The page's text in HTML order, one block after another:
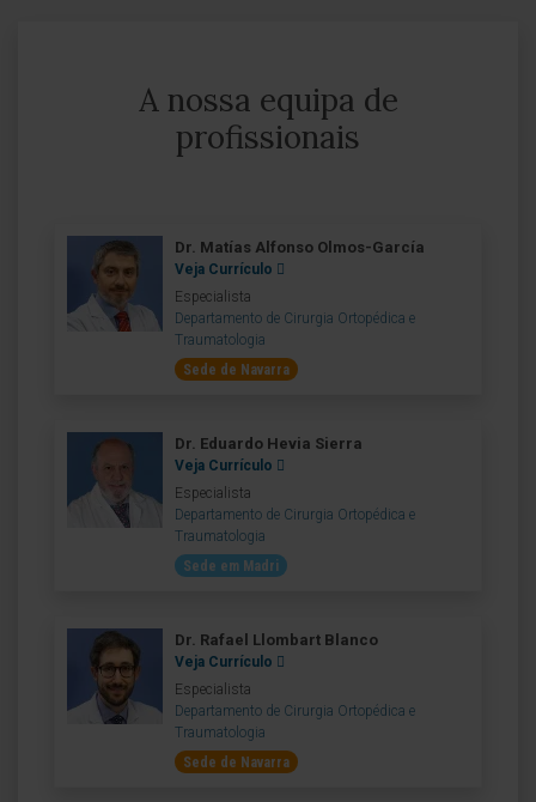
A nossa equipa de
profissionais
Dr. Matías Alfonso Olmos-García
Veja Currículo
Especialista
Departamento de Cirurgia Ortopédica e
Traumatologia
Sede de Navarra
Dr. Eduardo Hevia Sierra
Veja Currículo
Especialista
Departamento de Cirurgia Ortopédica e
Traumatologia
Sede em Madri
Dr. Rafael Llombart Blanco
Veja Currículo
Especialista
Departamento de Cirurgia Ortopédica e
Traumatologia
Sede de Navarra